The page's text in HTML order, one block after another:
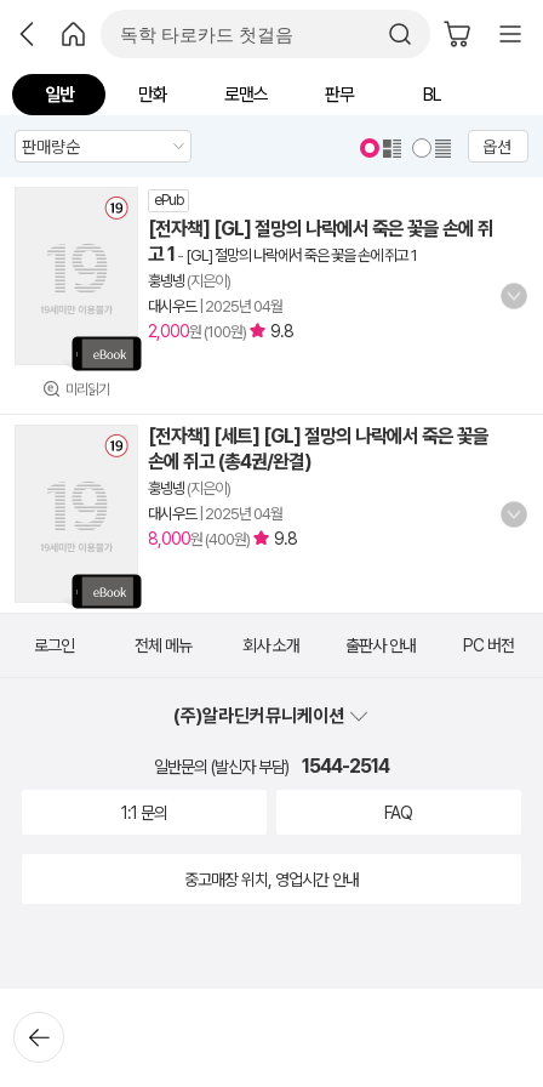
일반 만화 로맨스 판무 BL
옵션
미리읽기
ePub
[전자책] [GL] 절망의 나락에서 죽은 꽃을 손에 쥐
고 1 - [GL] 절망의 나락에서 죽은 꽃을 손에 쥐고 1
훙넹넹 (지은이)
대시우드| 2025년 04월
2,000원 (100원) 9.8
[전자책] [세트] [GL] 절망의 나락에서 죽은 꽃을
손에 쥐고 (총4권/완결)
훙넹넹 (지은이)
대시우드| 2025년 04월
8,000원 (400원) 9.8
뒤로가
기
로그인 전체 메뉴 회사 소개 출판사 안내 PC 버전
(주)알라딘커뮤니케이션
일반문의 (발신자 부담) 1544-2514
1:1 문의 FAQ
중고매장 위치, 영업시간 안내